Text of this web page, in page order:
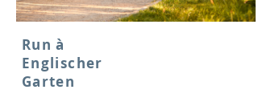
Run à
Englischer
Garten